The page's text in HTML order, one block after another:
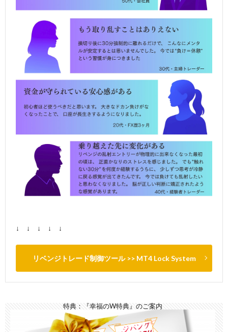
↓ ↓ ↓ ↓ ↓
リベンジトレード制御ツール >> MT4 Lock System
特典：『幸福のW特典』のご案内